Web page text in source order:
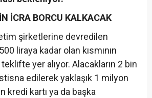
İCRA BORCU KALKACAK
şirketlerine devredilen
liraya kadar olan kısmının
yer alıyor. Alacakların 2 bin
edilerek yaklaşık 1 milyon
kredi kartı ya da başka